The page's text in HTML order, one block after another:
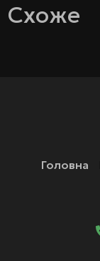
Схоже
Головна